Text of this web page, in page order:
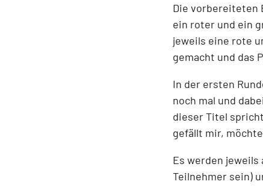
Die vorbereiteten
ein roter und ein
jeweils eine rote
gemacht und das
In der ersten
noch mal und
dieser Titel
gefällt mir,
Es werden jeweils
Teilnehmer sein)